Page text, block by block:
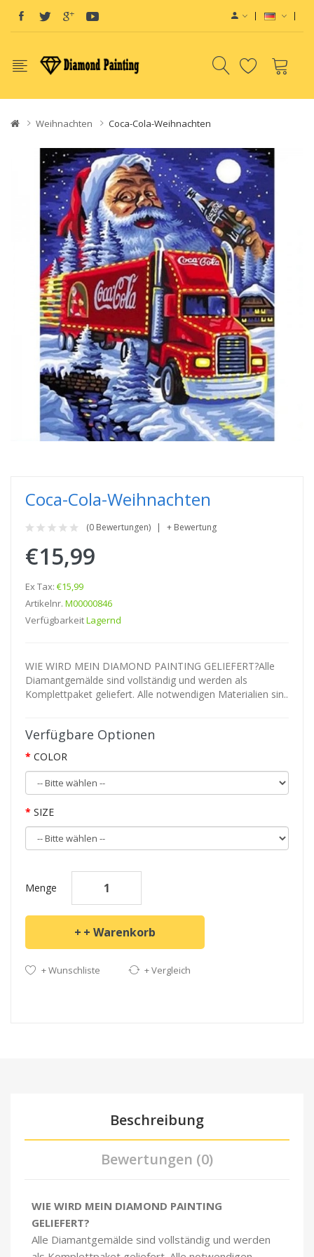
Weihnachten Coca-Cola-Weihnachten
Coca-Cola-Weihnachten
(0 Bewertungen) + Bewertung
€15,99
Ex Tax: €15,99
Artikelnr. M00000846
VerfügbarkeitLagernd
WIE WIRD MEIN DIAMOND PAINTING GELIEFERT?Alle
Diamantgemälde sind vollständig und werden als
Komplettpaket geliefert. Alle notwendigen Materialien sin..
Verfügbare Optionen
COLOR
SIZE
Menge
+ Warenkorb
+ Wunschliste + Vergleich
Beschreibung
Bewertungen (0)
WIE WIRD MEIN DIAMOND PAINTING
GELIEFERT?
Alle Diamantgemälde sind vollständig und werden